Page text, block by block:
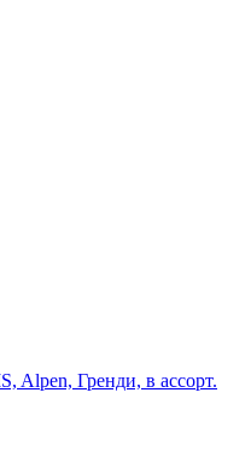
Гренди, в ассорт.